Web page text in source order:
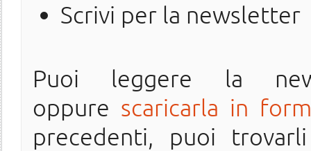
Scrivi per la newsletter
Puoi leggere la
oppure scaricarla in
precedenti, puoi